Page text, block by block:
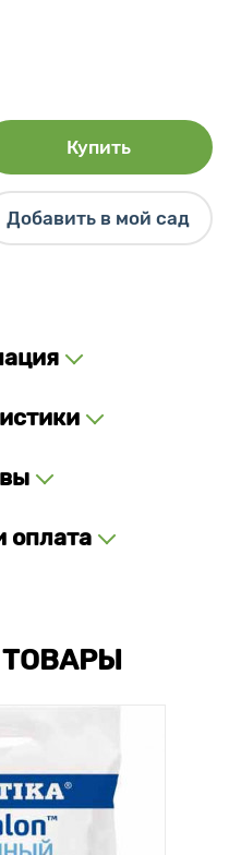
Купить
Добавить в мой сад
оплата